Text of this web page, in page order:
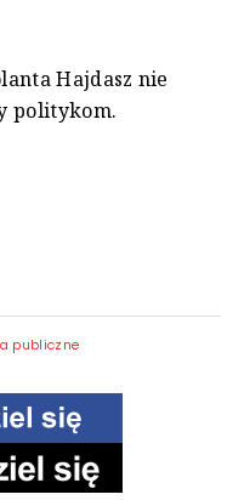
Hajdasz nie
politykom.
publiczne